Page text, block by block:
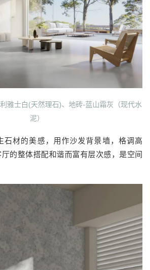
雅士白(天然理石)、地砖-蓝山霜灰（现代水
泥）
石材的美感，用作沙发背景墙，格调高
的整体搭配和谐而富有层次感，是空间